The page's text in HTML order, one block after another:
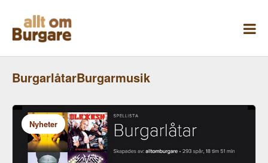
innehåll
BurgarlåtarBurgarmusik
Nyheter